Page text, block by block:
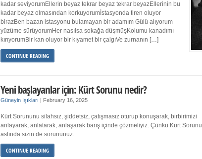
kadar seviyorumEllerin beyaz tekrar beyaz tekrar beyazEllerinin bu
kadar beyaz olmasından korkuyorumİstasyonda tiren oluyor
birazBen bazan istasyonu bulamayan bir adamım Gülü alıyorum
yüzüme sürüyorumHer nasılsa sokağa düşmüşKolumu kanadımı
kırıyorumBir kan oluyor bir kıyamet bir çalgıVe zurnanın […]
CONTINUE READING
Yeni başlayanlar için: Kürt Sorunu nedir?
Güneyin Işıkları February 16, 2025
Kürt Sorununu silahsız, şiddetsiz, çatışmasız oturup konuşarak, birbirimizi
anlayarak, anlatarak, anlaşarak barış içinde çözmeliyiz. Çünkü Kürt Sorunu
aslında sizin de sorununuz.
CONTINUE READING